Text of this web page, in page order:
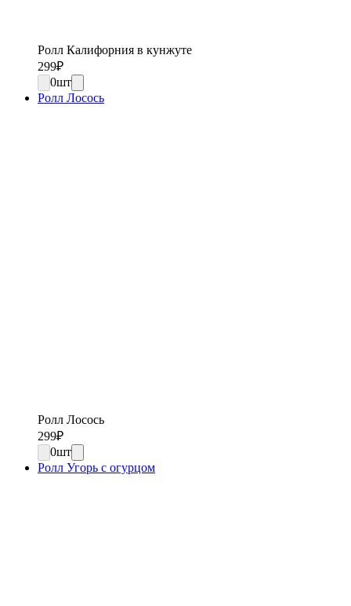
Ролл Калифорния в кунжуте
299₽
0шт
Ролл Лосось
Ролл Лосось
299₽
0шт
Ролл Угорь с огурцом